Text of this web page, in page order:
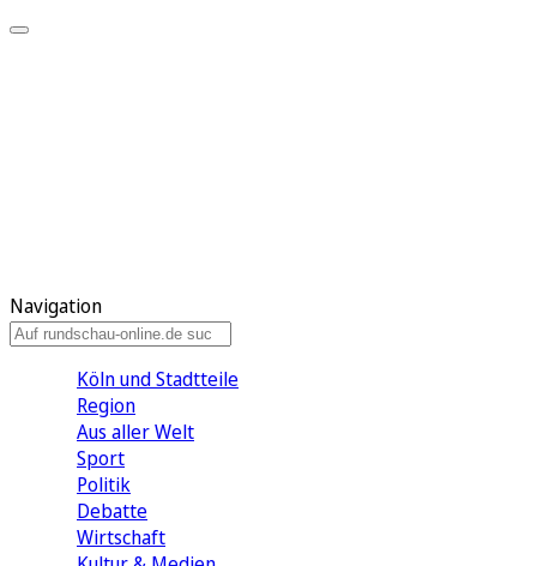
Navigation
Köln und Stadtteile
Region
Aus aller Welt
Sport
Politik
Debatte
Wirtschaft